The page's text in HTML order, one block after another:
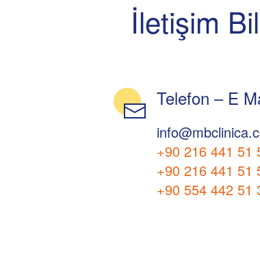
İletişim
Telefon – E
+90 216 441 51
+90 216 441 51
+90 554 442 51